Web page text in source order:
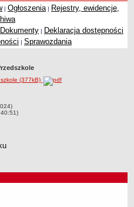
| Ogłoszenia | Rejestry, ewidencje,
Dokumenty | Deklaracja dostępności
| Sprawozdania
(377kB)